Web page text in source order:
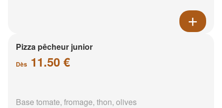
Pizza pêcheur junior
Dès 11.50 €
Base tomate, fromage, thon, olives